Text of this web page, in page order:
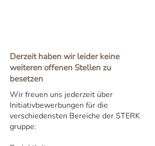
Derzeit haben wir leider keine
weiteren offenen Stellen zu
besetzen
Wir freuen uns jederzeit über
Initiativbewerbungen für die
verschiedensten Bereiche der STERK
gruppe: